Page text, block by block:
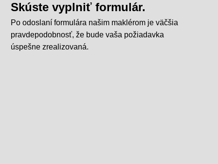
Skúste vyplniť formulár.
Po odoslaní formulára našim maklérom je väčšia
pravdepodobnosť, že bude vaša požiadavka
úspešne zrealizovaná.